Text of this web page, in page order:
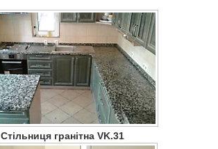
Стільниця гранітна VK.31